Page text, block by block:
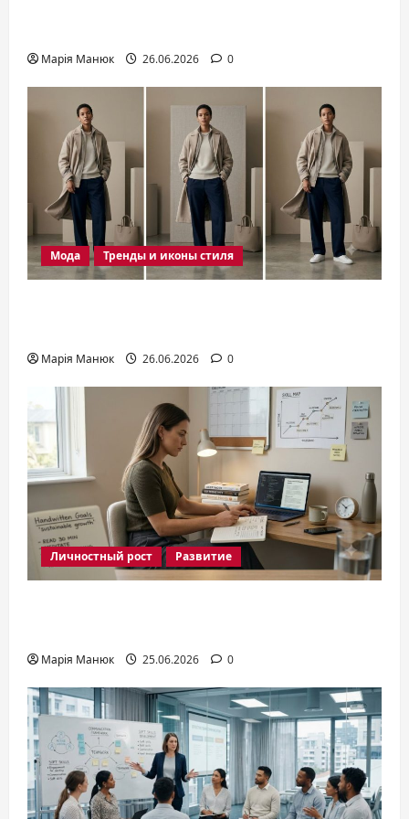
Марія Манюк 26.06.2026 0
Мода Тренды и иконы стиля
Марія Манюк 26.06.2026 0
Личностный рост Развитие
Марія Манюк 25.06.2026 0